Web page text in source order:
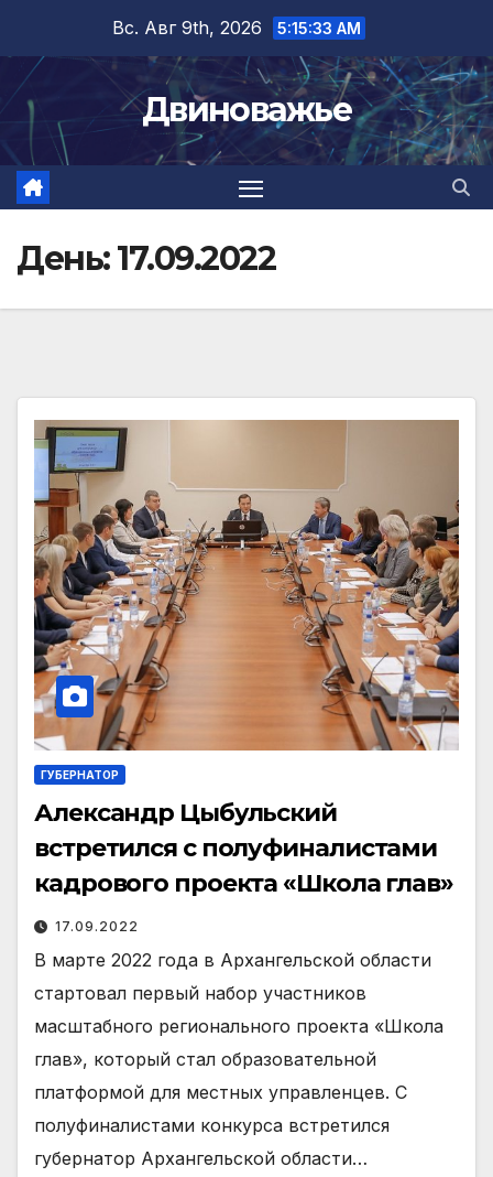
содержимому
Вс. Авг 9th, 2026 5:15:33 AM
Двиноважье
День:17.09.2022
ГУБЕРНАТОР
Александр Цыбульский
встретился с полуфиналистами
кадрового проекта «Школа глав»
17.09.2022
В марте 2022 года в Архангельской области
стартовал первый набор участников
масштабного регионального проекта «Школа
глав», который стал образовательной
платформой для местных управленцев. С
полуфиналистами конкурса встретился
губернатор Архангельской области…